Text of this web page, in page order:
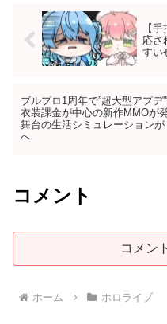
【
応さ
すい
ブルプロ1周年で”超大型アプデ”
衣装課金が中心の新作MMOが
舞台の生活シミュレーションが
へ
コメント
コメン
ホーム ホロライブ